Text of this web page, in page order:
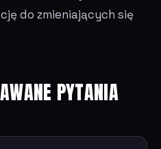
do zmieniających się
PYTANIA